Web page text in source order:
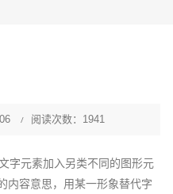
阅读次数：1941
字元素加入另类不同的图形元
内容意思，用某一形象替代字